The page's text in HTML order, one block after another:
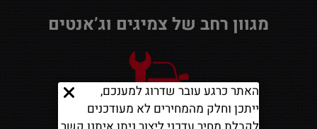
מגוון רחב של צמיגים וג’אנטים
האתר כרגע עובר שדרוג למענכם,
ייתכן וחלק מהמחירים לא מעודכנים